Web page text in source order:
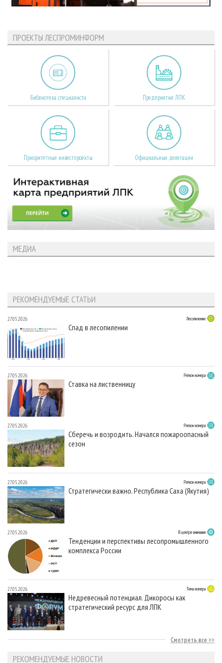
ПРОЕКТЫ ЛЕСПРОМИНФОРМ
Библиотека специалиста Предприятия ЛПК
Приоритетные инвестпроекты Официальные делегации
МЕДИА
РЕКОМЕНДУЕМЫЕ СТАТЬИ
27.05.2026 Лесопиление
Спад в лесопилении
27.05.2026 Регион номера
Ставка на лиственницу
27.05.2026 Регион номера
Сберечь и возродить. Начался пожароопасный
сезон
27.05.2026 Регион номера
Стратегически важно. Республика Саха (Якутия)
27.05.2026 В центре внимания
Тенденции и перспективы лесопромышленного
комплекса России
27.05.2026 Тема номера
Недревесный потенциал. Дикоросы как
стратегический ресурс для ЛПК
Смотреть все
РЕКОМЕНДУЕМЫЕ НОВОСТИ